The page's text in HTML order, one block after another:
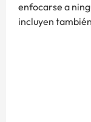
enfocarse a
incluyen